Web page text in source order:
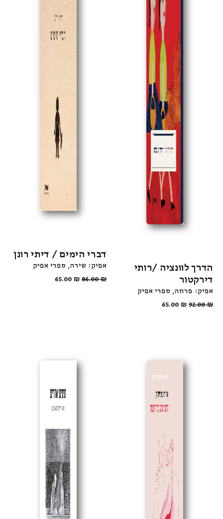
הדרך לוונציה /רותי
דירקטור
אפיק: פרוזה ספרי אפיק
92.00₪
65.00 ₪
דברי הימים / דיתי רונן
אפיק: שירה ספרי אפיק
86.00₪
65.00 ₪
מבצע